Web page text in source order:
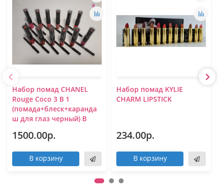
Набор помад CHANEL
Rouge Coco 3 В 1
(помада+блеск+каранда
ш для глаз черный) В
1500.00р.
В корзину
Набор помад KYLIE
CHARM LIPSTICK
234.00р.
В корзину